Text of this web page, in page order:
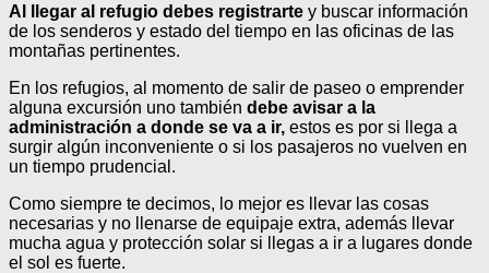
Al llegar al refugio debes registrarte y buscar información
de los senderos y estado del tiempo en las oficinas de las
montañas pertinentes.
En los refugios, al momento de salir de paseo o emprender
alguna excursión uno también debe avisar a la
administración a donde se va a ir, estos es por si llega a
surgir algún inconveniente o si los pasajeros no vuelven en
un tiempo prudencial.
Como siempre te decimos, lo mejor es llevar las cosas
necesarias y no llenarse de equipaje extra, además llevar
mucha agua y protección solar si llegas a ir a lugares donde
el sol es fuerte.